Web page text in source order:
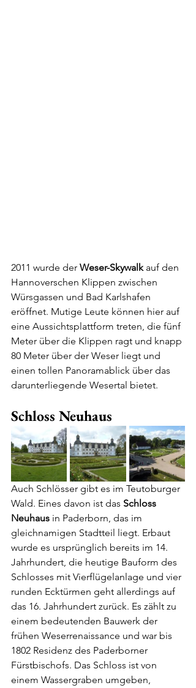
2011 wurde der Weser-Skywalk auf den
Hannoverschen Klippen zwischen
Würsgassen und Bad Karlshafen
eröffnet. Mutige Leute können hier auf
eine Aussichtsplattform treten, die fünf
Meter über die Klippen ragt und knapp
80 Meter über der Weser liegt und
einen tollen Panoramablick über das
darunterliegende Wesertal bietet.
Schloss Neuhaus
Auch Schlösser gibt es im Teutoburger
Wald. Eines davon ist das Schloss
Neuhaus in Paderborn, das im
gleichnamigen Stadtteil liegt. Erbaut
wurde es ursprünglich bereits im 14.
Jahrhundert, die heutige Bauform des
Schlosses mit Vierflügelanlage und vier
runden Ecktürmen geht allerdings auf
das 16. Jahrhundert zurück. Es zählt zu
einem bedeutenden Bauwerk der
frühen Weserrenaissance und war bis
1802 Residenz des Paderborner
Fürstbischofs. Das Schloss ist von
einem Wassergraben umgeben,